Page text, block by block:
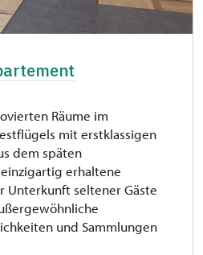
Räume im
mit erstklassigen
dem späten
erhaltene
Unterkunft seltener Gäste
und Sammlungen